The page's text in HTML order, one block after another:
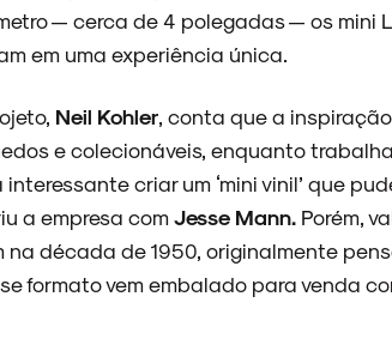
— cerca de 4 polegadas — os mini
em uma experiência única.
Neil Kohler , conta que a
e colecionáveis, enquanto
interessante criar um ‘mini vinil’ que
a empresa comJesse Mann. Porém,
na década de 1950, originalmente
formato vem embalado para venda